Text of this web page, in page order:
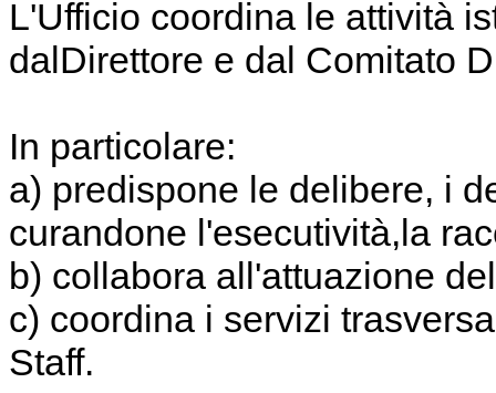
L'Ufficio coordina le attività
dalDirettore e dal Comitato
In particolare:
a) predispone le delibere, i
curandone l'esecutività,la
b) collabora all'attuazione
c) coordina i servizi
Staff.